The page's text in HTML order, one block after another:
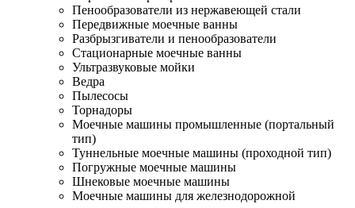
Пенообразователи из нержавеющей стали
Передвижные моечные ванны
Разбрызгиватели и пенообразователи
Стационарные моечные ванны
Ультразвуковые мойки
Ведра
Пылесосы
Торнадоры
Моечные машины промышленные (портальный
тип)
Туннельные моечные машины (проходной тип)
Погружные моечные машины
Шнековые моечные машины
Моечные машины для железнодорожной